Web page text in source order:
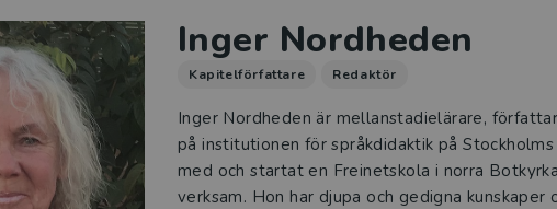
Inger Nordheden
Kapitelförfattare Redaktör
Inger Nordheden är mellanstadielärare,
på institutionen för språkdidaktik på
med och startat en Freinetskola i norra
verksam. Hon har djupa och gedigna